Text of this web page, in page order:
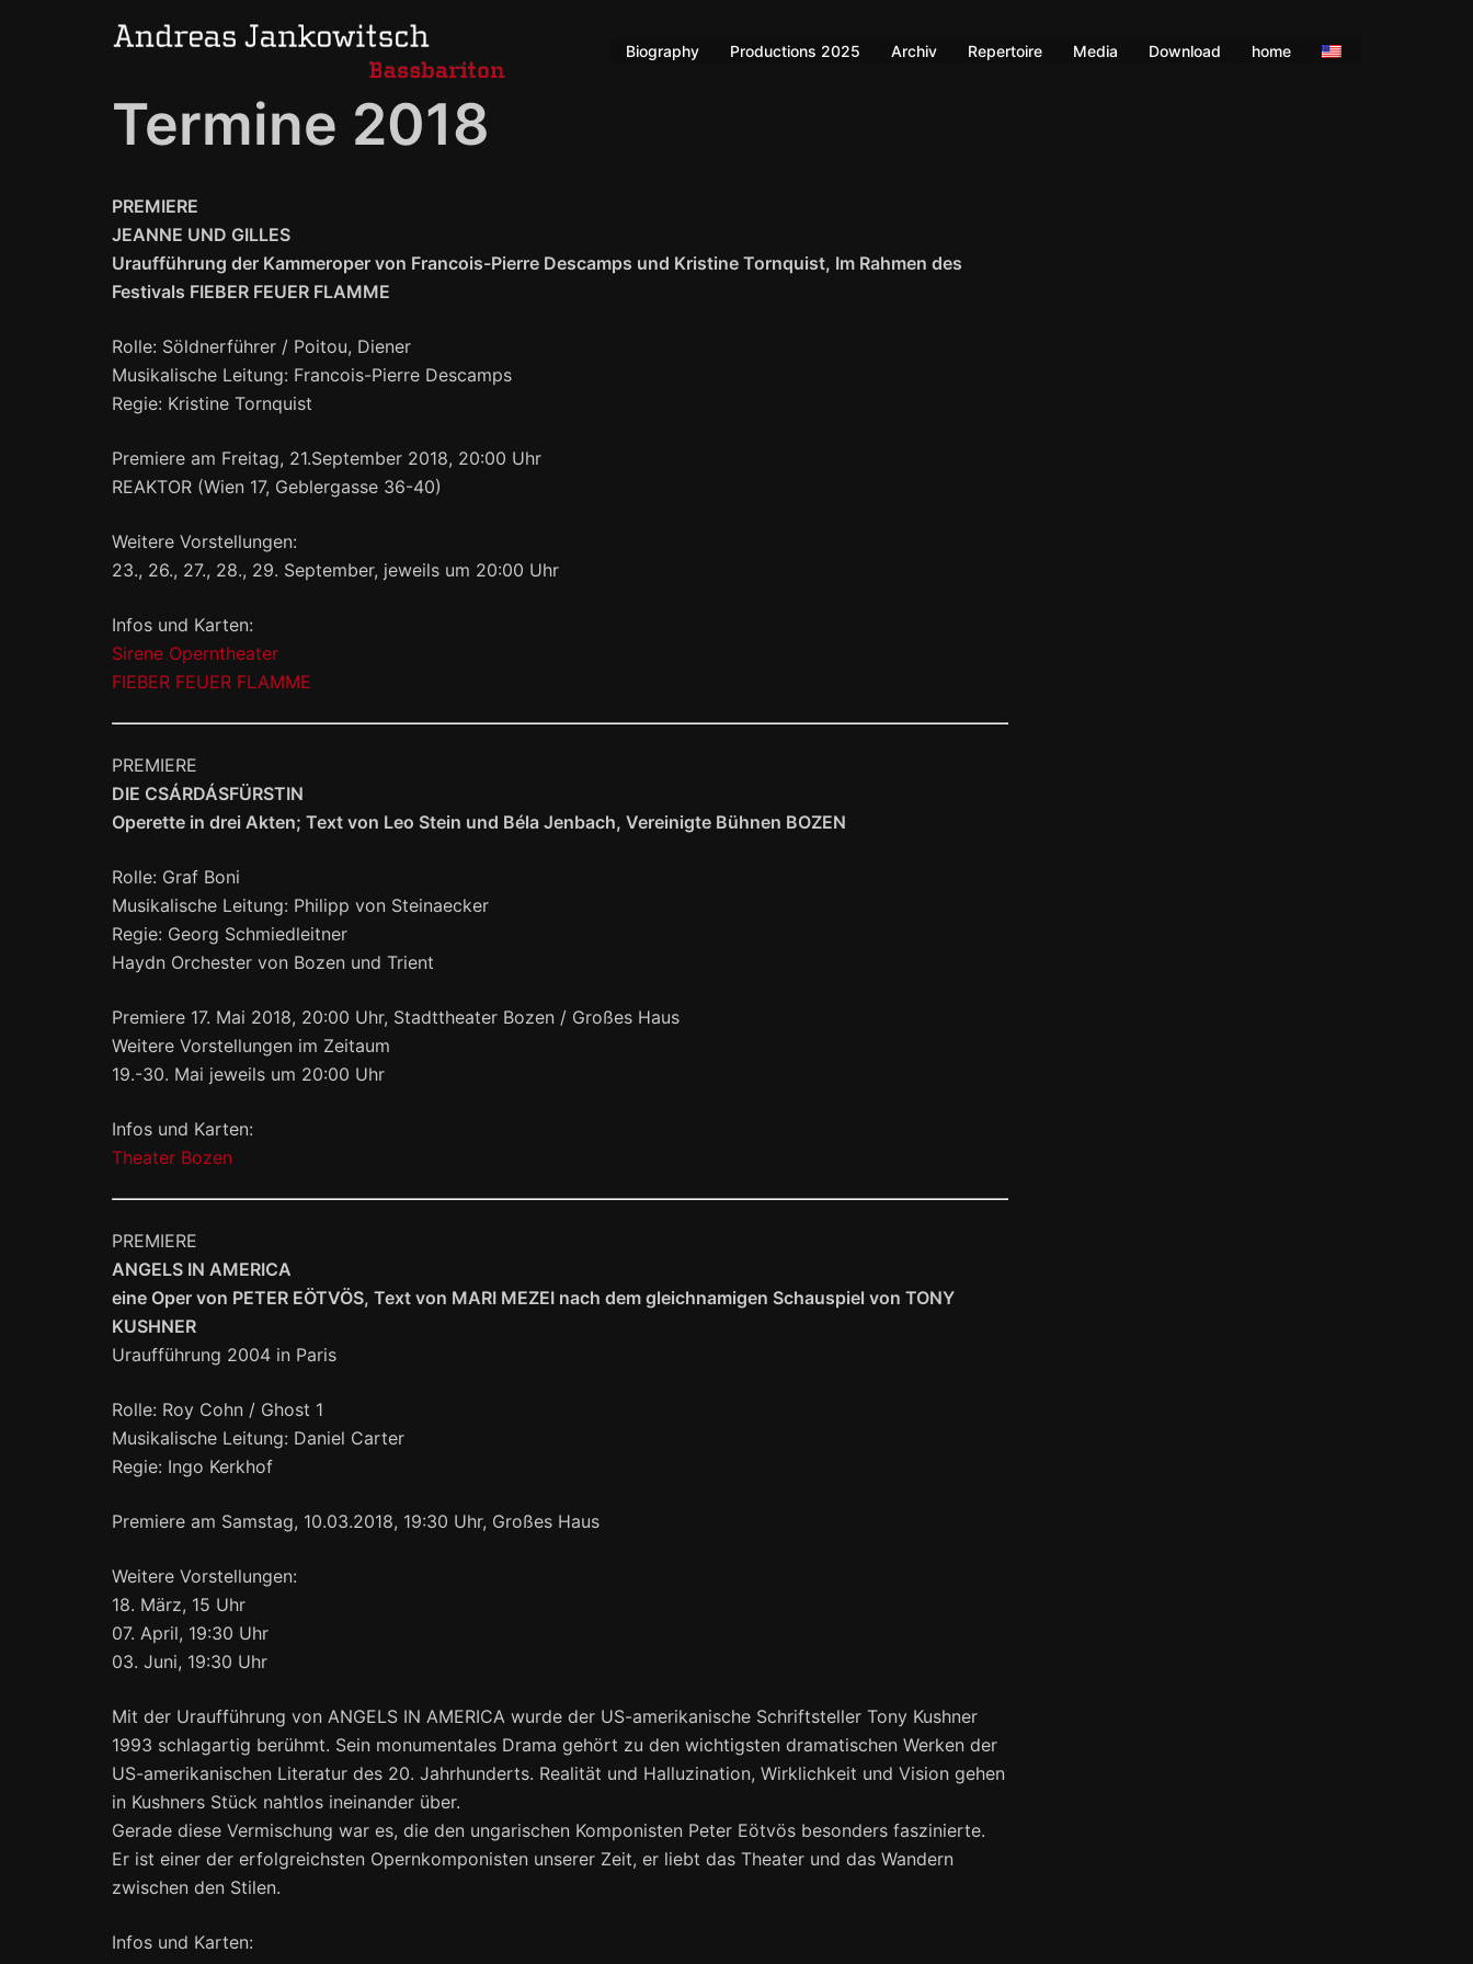
Biography Productions 2025 Archiv Repertoire Media Download home
Termine 2018
PREMIERE
JEANNE UND GILLES
Uraufführung der Kammeroper von Francois-Pierre Descamps und Kristine Tornquist, Im Rahmen des
Festivals FIEBER FEUER FLAMME
Rolle: Söldnerführer / Poitou, Diener
Musikalische Leitung: Francois-Pierre Descamps
Regie: Kristine Tornquist
Premiere am Freitag, 21.September 2018, 20:00 Uhr
REAKTOR (Wien 17, Geblergasse 36-40)
Weitere Vorstellungen:
23., 26., 27., 28., 29. September, jeweils um 20:00 Uhr
Infos und Karten:
Sirene Operntheater
FIEBER FEUER FLAMME
PREMIERE
DIE CSÁRDÁSFÜRSTIN
Operette in drei Akten; Text von Leo Stein und Béla Jenbach, Vereinigte Bühnen BOZEN
Rolle: Graf Boni
Musikalische Leitung: Philipp von Steinaecker
Regie: Georg Schmiedleitner
Haydn Orchester von Bozen und Trient
Premiere 17. Mai 2018, 20:00 Uhr, Stadttheater Bozen / Großes Haus
Weitere Vorstellungen im Zeitaum
19.-30. Mai jeweils um 20:00 Uhr
Infos und Karten:
Theater Bozen
PREMIERE
ANGELS IN AMERICA
eine Oper von PETER EÖTVÖS, Text von MARI MEZEI nach dem gleichnamigen Schauspiel von TONY
KUSHNER
Uraufführung 2004 in Paris
Rolle: Roy Cohn / Ghost 1
Musikalische Leitung: Daniel Carter
Regie: Ingo Kerkhof
Premiere am Samstag, 10.03.2018, 19:30 Uhr, Großes Haus
Weitere Vorstellungen:
18. März, 15 Uhr
07. April, 19:30 Uhr
03. Juni, 19:30 Uhr
Mit der Uraufführung von ANGELS IN AMERICA wurde der US-amerikanische Schriftsteller Tony Kushner
1993 schlagartig berühmt. Sein monumentales Drama gehört zu den wichtigsten dramatischen Werken der
US-amerikanischen Literatur des 20. Jahrhunderts. Realität und Halluzination, Wirklichkeit und Vision gehen
in Kushners Stück nahtlos ineinander über.
Gerade diese Vermischung war es, die den ungarischen Komponisten Peter Eötvös besonders faszinierte.
Er ist einer der erfolgreichsten Opernkomponisten unserer Zeit, er liebt das Theater und das Wandern
zwischen den Stilen.
Infos und Karten: